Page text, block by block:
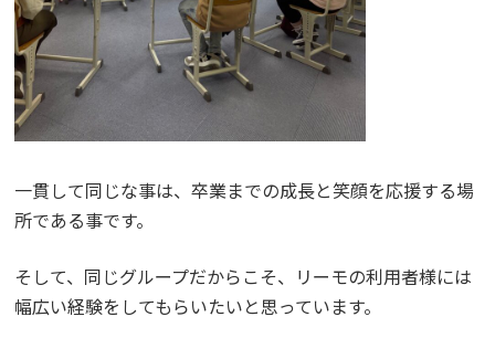
一貫して同じな事は、卒業までの成長と笑顔を応援する場
所である事です。
そして、同じグループだからこそ、リーモの利用者様には
幅広い経験をしてもらいたいと思っています。